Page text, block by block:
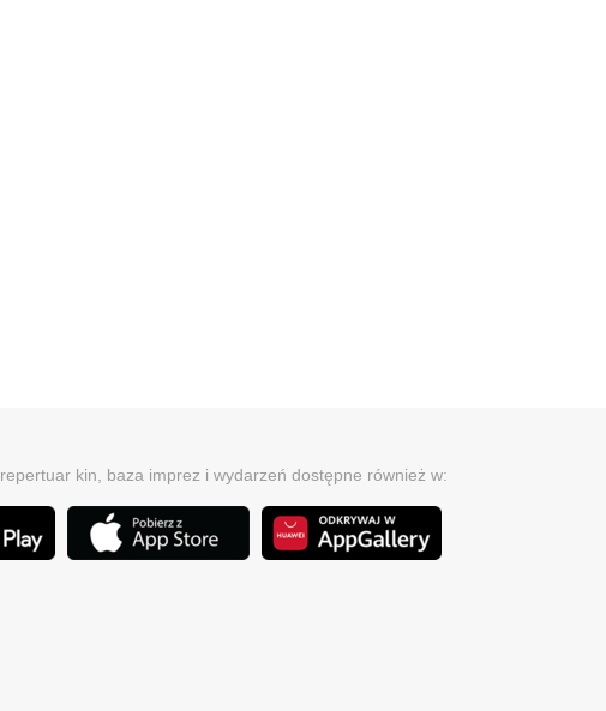
repertuar kin, baza imprez i wydarzeń dostępne również w: